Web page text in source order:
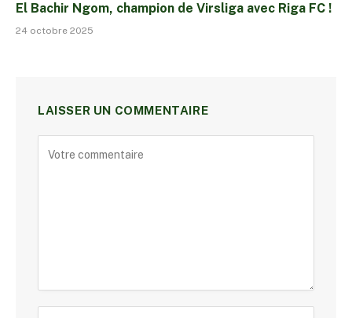
El Bachir Ngom, champion de Virsliga avec Riga FC !
24 octobre 2025
LAISSER UN COMMENTAIRE